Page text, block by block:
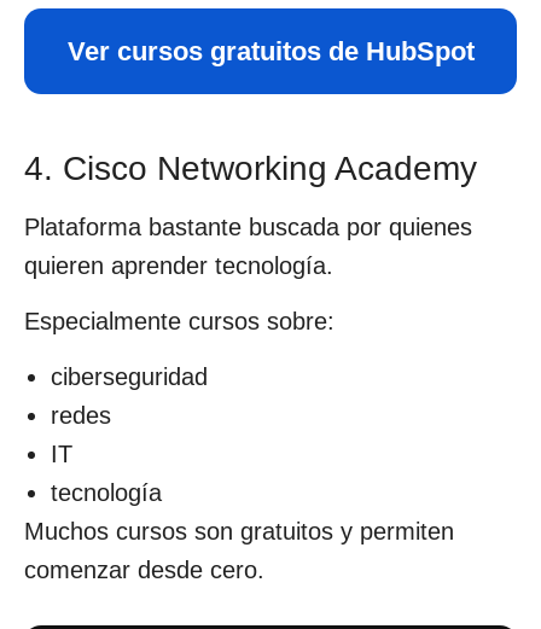
Ver cursos gratuitos de HubSpot
4. Cisco Networking Academy
Plataforma bastante buscada por quienes
quieren aprender tecnología.
Especialmente cursos sobre:
ciberseguridad
redes
IT
tecnología
Muchos cursos son gratuitos y permiten
comenzar desde cero.